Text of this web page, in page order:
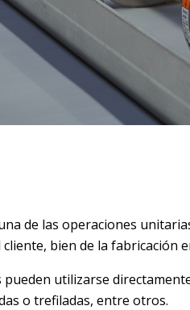
de las operaciones
bien de la fabricación
utilizarse
o trefiladas, entre otros.